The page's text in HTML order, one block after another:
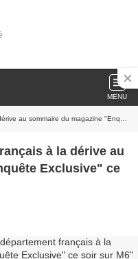
MENU
du magazine "Enquête Exclusive" ce soir sur M6
à la dérive au
Exclusive" ce